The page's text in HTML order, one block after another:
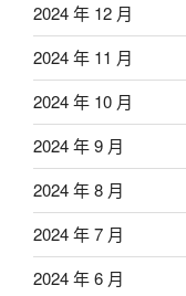
2024 年 12 月
2024 年 11 月
2024 年 10 月
2024 年 9 月
2024 年 8 月
2024 年 7 月
2024 年 6 月